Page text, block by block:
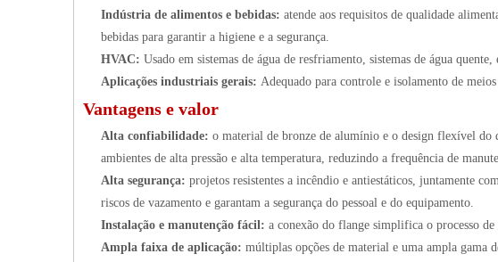
Indústria de alimentos e bebidas: atende aos requisitos de qualidade
bebidas para garantir a higiene e a segurança.
HVAC: Usado em sistemas de água de resfriamento, sistemas de água
Aplicações industriais gerais: Adequado para controle e isolamento de
Vantagens e valor
Alta confiabilidade: o material de bronze de alumínio e o design flexível do
ambientes de alta pressão e alta temperatura, reduzindo a frequência de
Alta segurança: projetos resistentes a incêndio e antiestáticos, juntamente
riscos de vazamento e garantam a segurança do pessoal e do equipamento.
Instalação e manutenção fácil: a conexão do flange simplifica o processo
Ampla faixa de aplicação: múltiplas opções de material e uma ampla gama